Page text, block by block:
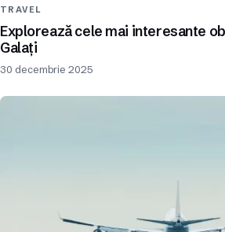
TRAVEL
Explorează cele mai interesante
Galați
30 decembrie 2025